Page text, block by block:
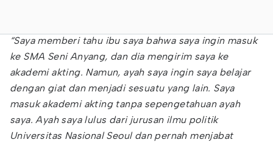
“Saya memberi tahu ibu saya bahwa saya ingin masuk
ke SMA Seni Anyang, dan dia mengirim saya ke
akademi akting. Namun, ayah saya ingin saya belajar
dengan giat dan menjadi sesuatu yang lain. Saya
masuk akademi akting tanpa sepengetahuan ayah
saya. Ayah saya lulus dari jurusan ilmu politik
Universitas Nasional Seoul dan pernah menjabat